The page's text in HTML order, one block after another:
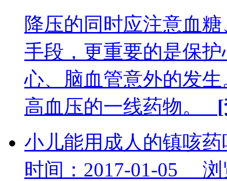
降压的同时应注意血
手段，更重要的是保
心、脑血管意外的发
高血压的一线药物。
小儿能用成人的镇咳药
时间：2017-01-05 浏